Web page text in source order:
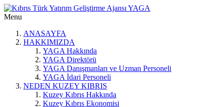
Menu
ANASAYFA
HAKKIMIZDA
YAGA Hakkında
YAGA Direktörü
YAGA Danışmanları ve Uzman Personeli
YAGA İdari Personeli
NEDEN KUZEY KIBRIS
Kuzey Kıbrıs Hakkında
Kuzey Kıbrıs Ekonomisi